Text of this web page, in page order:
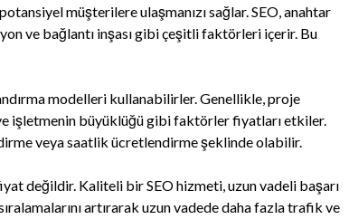
müşterilere ulaşmanızı sağlar. SEO, anahtar
ve bağlantı inşası gibi çeşitli faktörleri içerir. Bu
modelleri kullanabilirler. Genellikle, proje
işletmenin büyüklüğü gibi faktörler fiyatları etkiler.
veya saatlik ücretlendirme şeklinde olabilir.
değildir. Kaliteli bir SEO hizmeti, uzun vadeli başarı
artırarak uzun vadede daha fazla trafik ve